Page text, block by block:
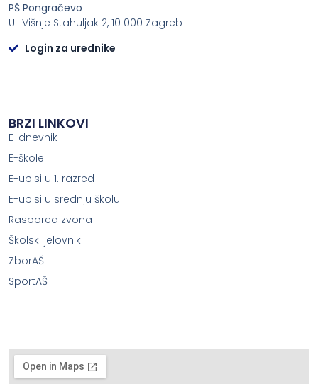
PŠ Pongračevo
Ul. Višnje Stahuljak 2, 10 000 Zagreb
Login za urednike
BRZI LINKOVI
E-dnevnik
E-škole
E-upisi u 1. razred
E-upisi u srednju školu
Raspored zvona
Školski jelovnik
ZborAŠ
SportAŠ